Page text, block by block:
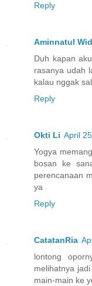
Reply
Aminnatul
Duh kapan
rasanya udah
kalau nggak
Reply
Okti Li April
Yogya
bosan ke
perencanaan
ya
Reply
CatatanRia
lontong
melihatnya
main-main ke